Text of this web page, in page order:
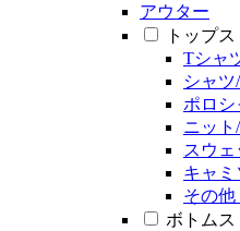
アウター
トップス
Tシャ
シャツ
ポロシ
ニット
スウ
キャ
その他
ボトムス